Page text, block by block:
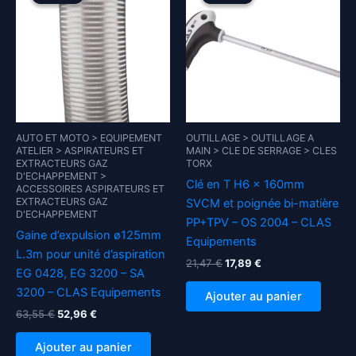
AUTO ET MOTO > EQUIPEMENT
ATELIER > ASPIRATEURS ET
EXTRACTEURS GAZ
D'ECHAPPEMENT >
ACCESSOIRES ASPIRATEURS ET
EXTRACTEURS GAZ
D'ECHAPPEMENT
Gaine d’expulsion ø125mm
L.3m pour unité d’aspiration
EG 0428, EG 3200 – SA
3200 – CLAS Equipements
63,55€ Le
initial
52,96 €
actuel
Ajouter au panier
OUTILLAGE > OUTILLAGE A
MAIN > CLE DE SERRAGE > CLES
TORX
Clé en T H6 x 160mm
SVCM et poignée bi-matière
PP+TPV – OS 2004 – CLAS
Equipements
21,47€Le
initial
était :
17,89 €
actuel
est :
Ajouter au panier